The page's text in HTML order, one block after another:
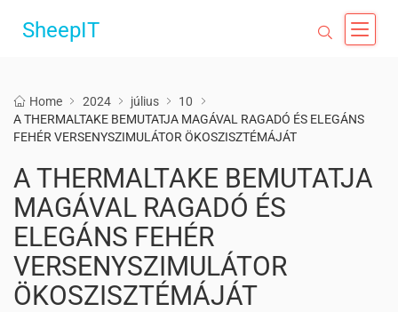
SheepIT
Home 2024 július
10
A THERMALTAKE BEMUTATJA MAGÁVAL RAGADÓ ÉS ELEGÁNS
FEHÉR VERSENYSZIMULÁTOR ÖKOSZISZTÉMÁJÁT
A THERMALTAKE BEMUTATJA
MAGÁVAL RAGADÓ ÉS
ELEGÁNS FEHÉR
VERSENYSZIMULÁTOR
ÖKOSZISZTÉMÁJÁT